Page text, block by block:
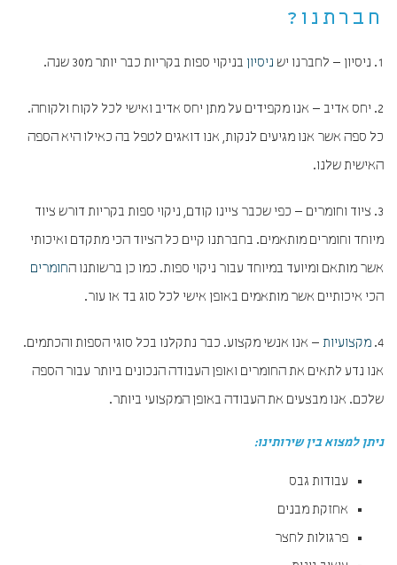
חברתנו?
1. ניסיון – לחברנו יש ניסיון בניקוי ספות בקריות כבר יותר מ30 שנה.
2. יחס אדיב – אנו מקפידים על מתן יחס אדיב ואישי לכל לקוח ולקוחה.
כל ספה אשר אנו מגיעים לנקות, אנו דואגים לטפל בה כאילו היא הספה
האישית שלנו.
3. ציוד וחומרים – כפי שכבר ציינו קודם, ניקוי ספות בקריות דורש ציוד
מיוחד וחומרים מותאמים. בחברתנו קיים כל הציוד הכי מתקדם ואיכותי
אשר מותאם ומיועד במיוחד עבור ניקוי ספות. כמו כן ברשותנו החומרים
הכי איכותיים אשר מותאמים באופן אישי לכל סוג בד או עור.
4. מקצועיות – אנו אנשי מקצוע. כבר נתקלנו בכל סוגי הספות והכתמים.
אנו נדע לתאים את החומרים ואופן העבודה הנכונים ביותר עבור הספה
שלכם. אנו מבצעים את העבודה באופן המקצועי ביותר.
ניתן למצוא בין שירותינו:
עבודות גבס
אחזקת מבנים
פרגולות לחצר